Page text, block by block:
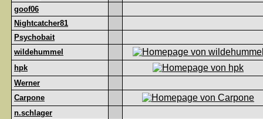
goof06
Nightcatcher81
Psychobait
wildehummel
hpk
Werner
Carpone
n.schlager